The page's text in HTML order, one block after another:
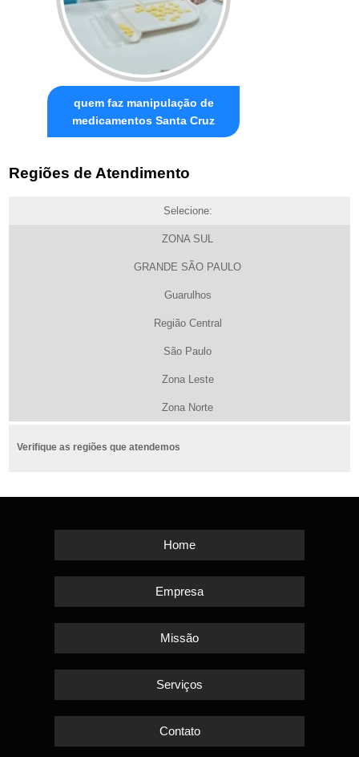
quem faz manipulação de
medicamentos Santa Cruz
Regiões de Atendimento
Selecione:
ZONA SUL
GRANDE SÃO PAULO
Guarulhos
Região Central
São Paulo
Zona Leste
Zona Norte
Verifique as regiões que atendemos
Home
Empresa
Missão
Serviços
Contato